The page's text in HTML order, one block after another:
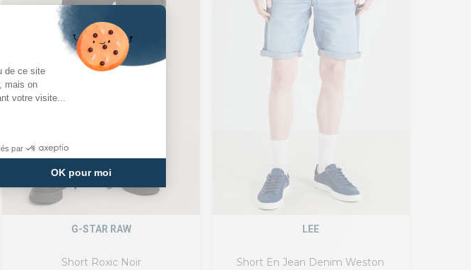
Short Roxic Noir
G-STAR RAW
Short En Jean Denim Weston
LEE